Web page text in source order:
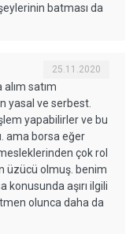
batması da
25.11.2020
satım
yasal ve serbest.
yapabilirler ve bu
ama borsa eğer
çok rol
üzücü olmuş. benim
konusunda aşırı ilgili
olunca daha da